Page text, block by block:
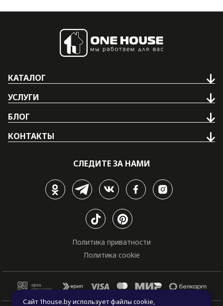
КАТАЛОГ
УСЛУГИ
БЛОГ
КОНТАКТЫ
СЛЕДИТЕ ЗА НАМИ
Политика приватности
Политика cookie
Сайт 1house.by использует файлы cookie,